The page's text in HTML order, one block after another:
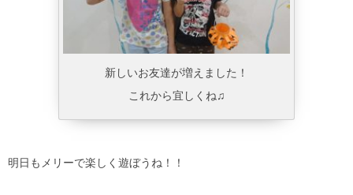
新しいお友達が増えました！
これから宜しくね♫
明日もメリーで楽しく遊ぼうね！！